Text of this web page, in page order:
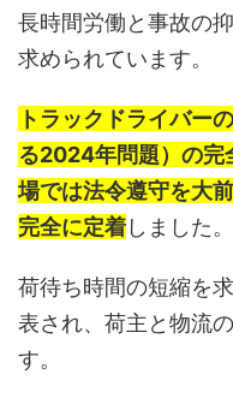
長時間労働と事故の
求められています。
トラックドライバー
る2024年問題）の完
場では法令遵守を大
完全に定着しました。
荷待ち時間の短縮を
表され、荷主と物流
す。